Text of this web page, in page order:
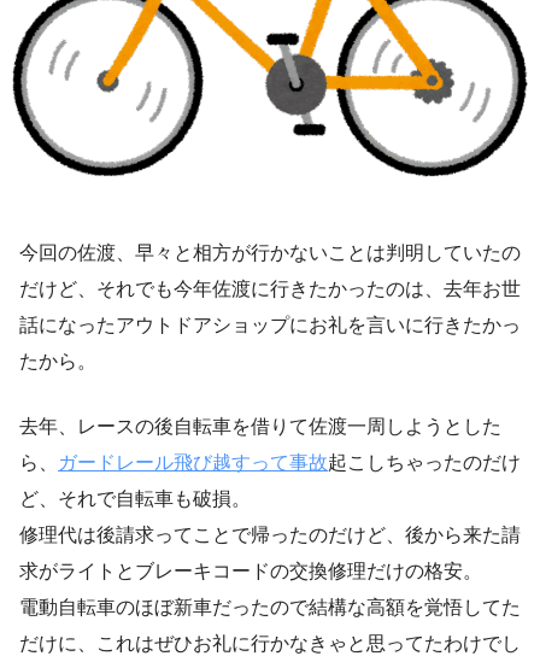
今回の佐渡、早々と相方が行かないことは判明していたの
だけど、それでも今年佐渡に行きたかったのは、去年お世
話になったアウトドアショップにお礼を言いに行きたかっ
たから。
去年、レースの後自転車を借りて佐渡一周しようとした
ら、
ガードレール飛び越すって事故起こしちゃったのだけ
ど、それで自転車も破損。
修理代は後請求ってことで帰ったのだけど、後から来た請
求がライトとブレーキコードの交換修理だけの格安。
電動自転車のほぼ新車だったので結構な高額を覚悟してた
だけに、これはぜひお礼に行かなきゃと思ってたわけでし